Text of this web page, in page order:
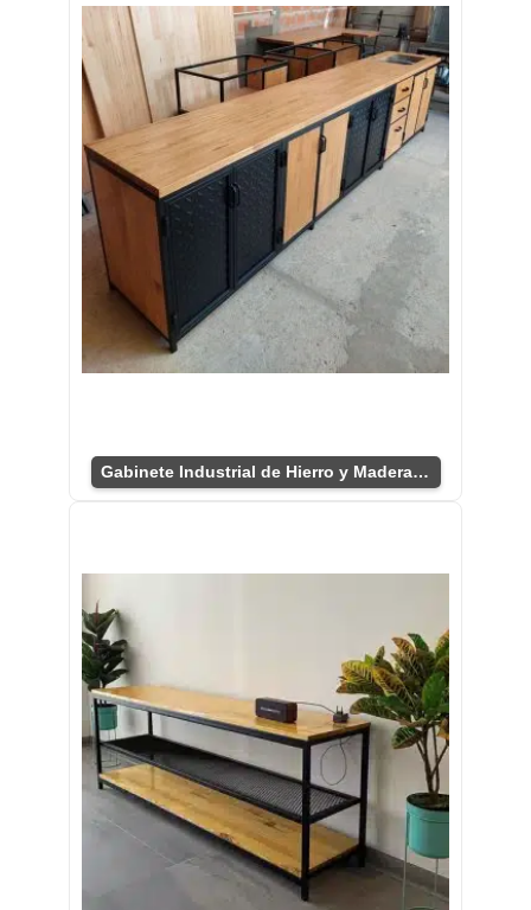
Gabinete Industrial de Hierro y Madera: Diseño Duradero